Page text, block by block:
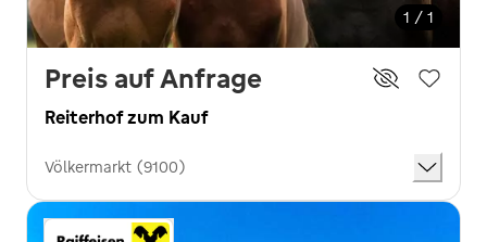
1 / 1
Preis auf Anfrage
Reiterhof zum Kauf
Völkermarkt (9100)